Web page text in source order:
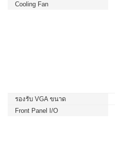
Cooling Fan
รองรับ VGA ขนาด
Front Panel I/O